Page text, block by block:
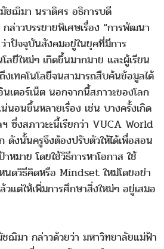
ชฌิมา นราดิศร อธิการบดี
ล่าวบรรยายพิเศษเรื่อง “การพัฒนา
าปัจจุบันสังคมอยู่ในยุคที่มีการ
ลยีใหม่ๆ เกิดขึ้นมากมาย และผู้เรียน
งเทคโนโลยีจนสามารถสืบค้นข้อมูลได้
นเตอร์เน็ต นอกจากนี้สภาวะของโลก
นอนขึ้นหลายเรื่อง เช่น บางครั้งเกิด
ซึ่งสภาวะะนี้เรียกว่า VUCA World
ดังนั้นครูจึงต้องปรับตัวให้ได้เพื่อสอน
หมาย โดยใช้วิธีการหาโอกาส ใช้
นดวิธีคิดหรือ Mindset ใหม่โดยอย่า
วแต่ให้เพิ่มการศึกษาสิ่งใหม่ๆ อยู่เสมอ
ชฌิมา กล่าวด้วยว่า มหาวิทยาลัยแม่ฟ้า